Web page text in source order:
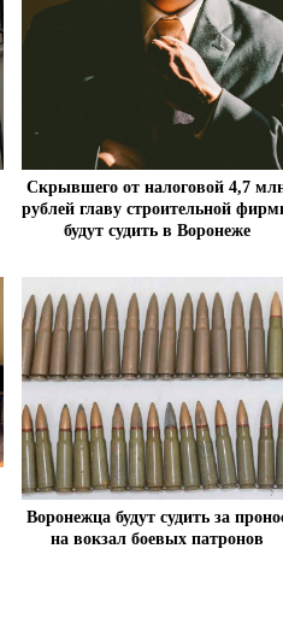
Скрывшего от налоговой 4,7
рублей главу строительной
будут судить в Воронеже
Воронежца будут судить за
на вокзал боевых патронов